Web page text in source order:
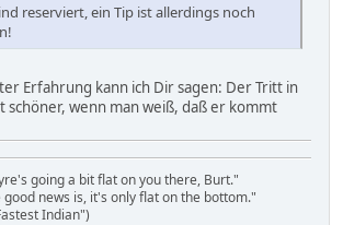
reserviert, ein Tip ist allerdings noch
Erfahrung kann ich Dir sagen: Der Tritt in
schöner, wenn man weiß, daß er kommt
going a bit flat on you there, Burt."
good news is, it's only flat on the bottom."
Indian")